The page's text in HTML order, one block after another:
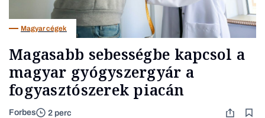
Magyar cégek
Magasabb sebességbe kapcsol a
magyar gyógyszergyár a
fogyasztószerek piacán
Forbes 2 perc